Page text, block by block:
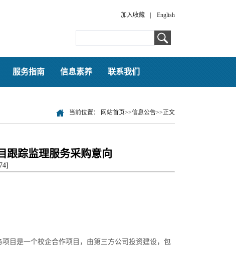
加入收藏 English
服务指南 信息素养 联系我们
当前位置： 网站首页>>信息公告>>正文
跟踪监理服务采购意向
]
目是一个校企合作项目，由第三方公司投资建设，包